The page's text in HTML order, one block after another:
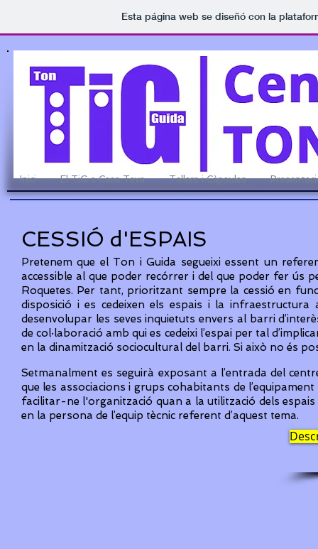
Esta página web se diseñó con la
Inici El TiG a Casa Teva Tallers i Càpsules
CESSIÓ d'ESPAIS
Pretenem que el Ton i Guida segueixi essent un
accessible al que poder recórrer i del que poder fer ús
Roquetes. Per tant, prioritzant sempre la cessió en
disposició i es cedeixen els espais i la
desenvolupar les seves inquietuts envers al barri
de col·laboració amb qui es cedeixi l’espai per tal
en la dinamització sociocultural del barri. Si això no és
Setmanalment es seguirà exposant a l’entrada del
que les associacions i grups cohabitants de
facilitar-ne l'organització quan a la utilització dels espais
en la persona de l’equip tècnic referent d’aquest tema.